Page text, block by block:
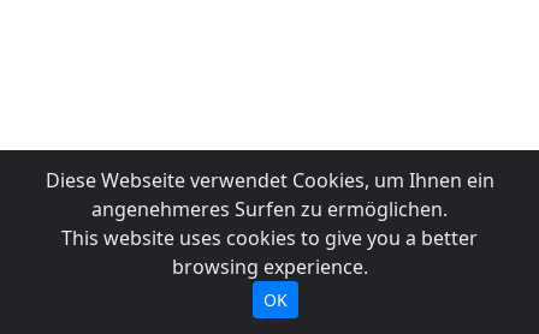
Diese Webseite verwendet Cookies, um Ihnen ein
angenehmeres Surfen zu ermöglichen.
This website uses cookies to give you a better
browsing experience.
OK